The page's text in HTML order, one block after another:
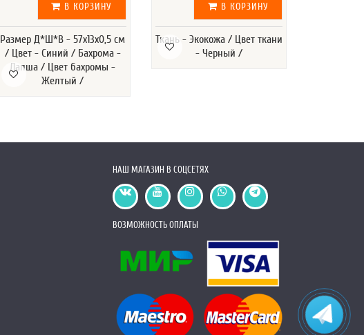
В КОРЗИНУ
Размер Д*Ш*В - 57х13х0,5 см
/ Цвет - Синий / Бахрома -
Лапша / Цвет бахромы -
Желтый /
В КОРЗИНУ
Ткань - Экокожа / Цвет ткани
- Черный /
НАШ МАГАЗИН В СОЦСЕТЯХ
ВОЗМОЖНОСТЬ ОПЛАТЫ